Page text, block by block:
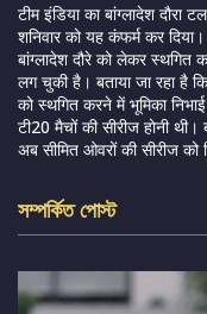
टीम इंडिया का बांग्लादेश दौरा
शनिवार को यह कंफर्म कर
बांग्लादेश दौरे को लेकर स्थगित
लग चुकी है। बताया जा रहा है
को स्थगित करने में भूमिका
टी20 मैचों की सीरीज होनी
अब सीमित ओवरों की सीरीज
সম্পর্কিত পোস্ট